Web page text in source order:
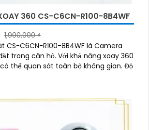
360 CS-C6CN-R100-8B4WF
1,900,000 ₫
CS-C6CN-R100-8B4WF là Camera
hộ. Với khả năng xoay 360
thể quan sát toàn bộ không gian. Độ